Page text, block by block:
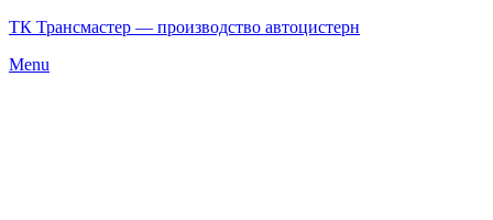
ТК Трансмастер — производство автоцистерн
Menu